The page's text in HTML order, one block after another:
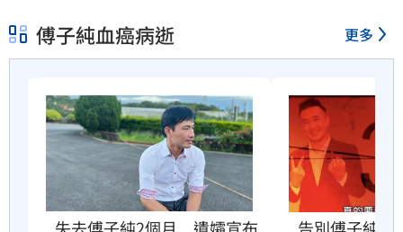
傅子純血癌病逝 更多
失去傅子純2個月　遺孀宣布
告別傅子純　